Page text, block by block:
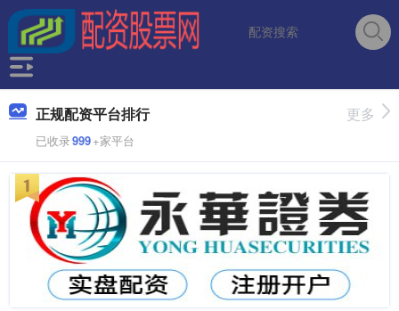
正规配资平台排行
已收录999+家平台
更多